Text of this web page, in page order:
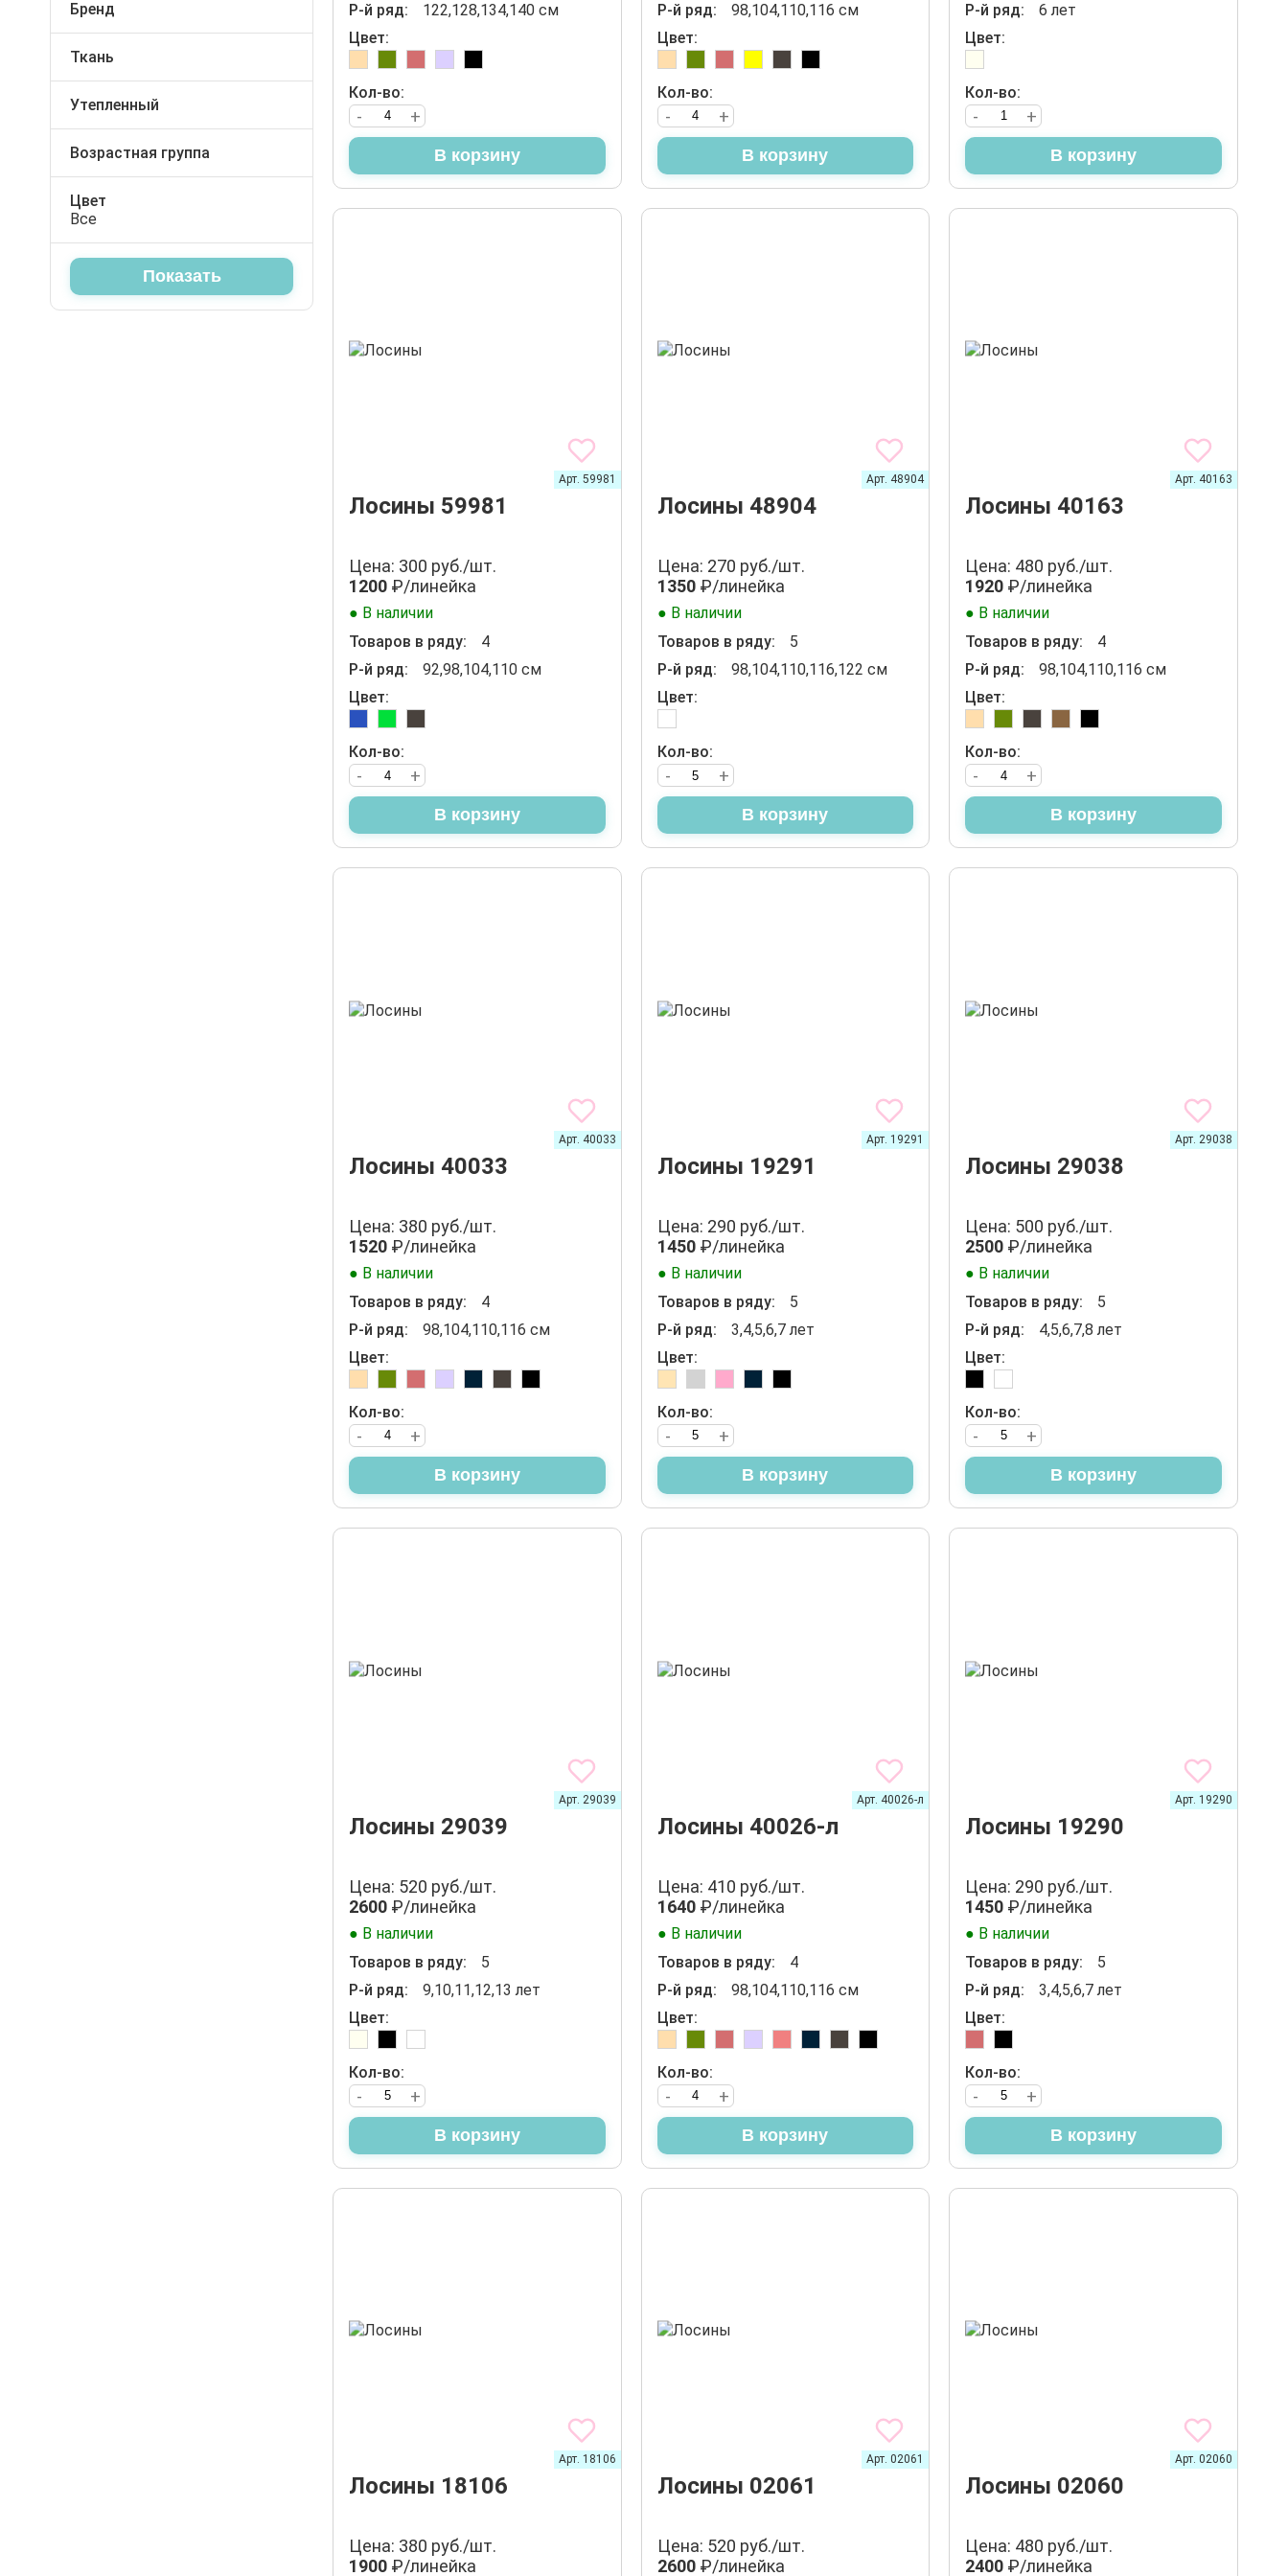
Р-й ряд:
122,128,134,140 см
Цвет:
Кол-во:
+
-
В корзину
Р-й ряд:
98,104,110,116 см
Цвет:
Кол-во:
+
-
В корзину
Р-й ряд:
6 лет
Цвет:
Кол-во:
+
-
В корзину
Лосины 59981
Арт. 59981
Цена: 300 руб./шт.
1200 ₽/линейка
● В наличии
Товаров в ряду:
4
Р-й ряд:
92,98,104,110 см
Цвет:
Кол-во:
+
-
В корзину
Лосины 48904
Арт. 48904
Цена: 270 руб./шт.
1350₽/линейка
● В наличии
Товаров в ряду:
5
Р-й ряд:
98,104,110,116,122 см
Цвет:
Кол-во:
+
-
В корзину
Лосины 40163
Арт. 40163
Цена: 480 руб./шт.
1920 ₽/линейка
● В наличии
Товаров в ряду:
4
Р-й ряд:
98,104,110,116 см
Цвет:
Кол-во:
+
-
В корзину
Лосины 40033
Арт. 40033
Цена: 380 руб./шт.
1520 ₽/линейка
● В наличии
Товаров в ряду:
4
Р-й ряд:
98,104,110,116 см
Цвет:
Кол-во:
+
-
В корзину
Лосины 19291
Арт. 19291
Цена: 290 руб./шт.
1450₽/линейка
● В наличии
Товаров в ряду:
5
Р-й ряд:
3,4,5,6,7 лет
Цвет:
Кол-во:
+
-
В корзину
Лосины 29038
Арт. 29038
Цена: 500 руб./шт.
2500 ₽/линейка
● В наличии
Товаров в ряду:
5
Р-й ряд:
4,5,6,7,8 лет
Цвет:
Кол-во:
+
-
В корзину
Лосины 29039
Арт. 29039
Цена: 520 руб./шт.
2600 ₽/линейка
● В наличии
Товаров в ряду:
5
Р-й ряд:
9,10,11,12,13 лет
Цвет:
Кол-во:
+
-
В корзину
Лосины 40026-л
Арт. 40026-л
Цена: 410 руб./шт.
1640₽/линейка
● В наличии
Товаров в ряду:
4
Р-й ряд:
98,104,110,116 см
Цвет:
Кол-во:
+
-
В корзину
Лосины 19290
Арт. 19290
Цена: 290 руб./шт.
1450 ₽/линейка
● В наличии
Товаров в ряду:
5
Р-й ряд:
3,4,5,6,7 лет
Цвет:
Кол-во:
+
-
В корзину
Лосины 18106
Арт. 18106
Цена: 380 руб./шт.
1900 ₽/линейка
Лосины 02061
Арт. 02061
Цена: 520 руб./шт.
2600₽/линейка
Лосины 02060
Арт. 02060
Цена: 480 руб./шт.
2400 ₽/линейка
Шорты
Юбки
Слюнявчики
Футболки
Штанишки
Бренд
Ткань
Интерлок
Экокожа
Утепленный
Возрастная группа
Школа
Цвет
Все